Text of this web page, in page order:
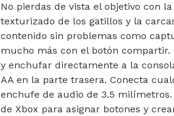
No pierdas de vista el objetivo con
texturizado de los gatillos y la
contenido sin problemas como
mucho más con el botón compartir.
y enchufar directamente a la
AA en la parte trasera. Conecta
enchufe de audio de 3.5
de Xbox para asignar botones y